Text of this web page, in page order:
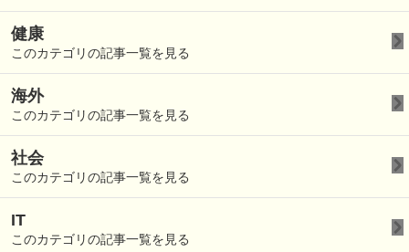
健康
このカテゴリの記事一覧を見る
海外
このカテゴリの記事一覧を見る
社会
このカテゴリの記事一覧を見る
IT
このカテゴリの記事一覧を見る